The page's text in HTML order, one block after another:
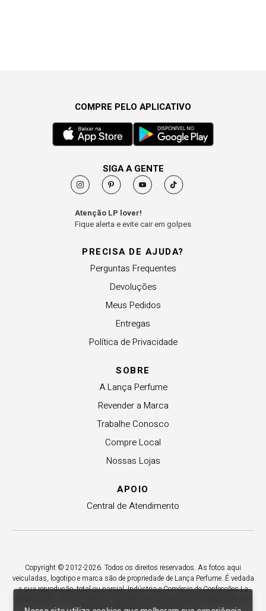
PRECISA DE AJUDA?
Perguntas Frequentes
Devoluções
Meus Pedidos
Entregas
Política de Privacidade
SOBRE
A Lança Perfume
Revender a Marca
Trabalhe Conosco
Compre Local
Nossas Lojas
APOIO
Central de Atendimento
COMPRE PELO APLICATIVO
SIGA A GENTE
Atenção LP lover!
Fique alerta e evite cair em golpes
Copyright © 2012-2026. Todos os direitos reservados. As fotos aqui
veiculadas, logotipo e marca são de propriedade de Lança Perfume. É vedada
a sua reprodução, total ou parcial. Indústria e Comércio de Confecções La